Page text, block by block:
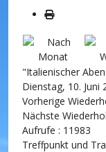
"Italienischer
Dienstag, 10. Juni
Vorherige
Nächste
Aufrufe : 11983
Treffpunkt und